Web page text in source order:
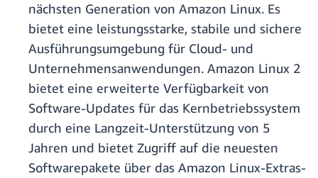
nächsten Generation von Amazon Linux. Es
bietet eine leistungsstarke, stabile und sichere
Ausführungsumgebung für Cloud- und
Unternehmensanwendungen. Amazon Linux 2
bietet eine erweiterte Verfügbarkeit von
Software-Updates für das Kernbetriebssystem
durch eine Langzeit-Unterstützung von 5
Jahren und bietet Zugriff auf die neuesten
Softwarepakete über das Amazon Linux-Extras-